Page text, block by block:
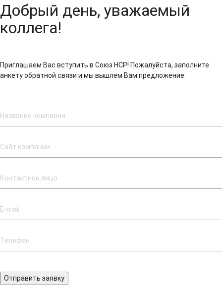
Добрый день, уважаемый
коллега!
Приглашаем Вас вступить в Союз НСР! Пожалуйста, заполните
анкету обратной связи и мы вышлем Вам предложение:
Отправить заявку